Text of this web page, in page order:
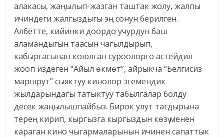
алакасы, жаңылып-жазган таштак жолу, жалпы
ичиндеги жалгыздыгы эң сонун берилген.
Албетте, кийинки доордо учурдун баш
аламандыгын таасын чагылдырып,
кабыргасынан коюлган суроолорго астейдил
жооп издеген “Айыл өкмөт”, айрыкча “Белгисиз
маршрут” сыяктуу кинолор эгемендик
жылдарындагы татыктуу табылгалар болду
десек жаңылышпайбыз. Бирок улут тагдырына
терең кирип, кыргызга кыргыздын көзү менен
караган кино чыгармаларынын ичинен сапаттык